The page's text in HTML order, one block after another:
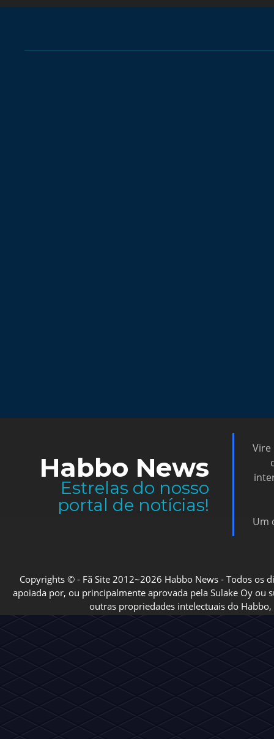
Habbo News
Estrelas do nosso
portal de notícias!
Vire
Um
Copyrights © - Fã Site 2012~2026 Habbo News - Todos os
apoiada por, ou principalmente aprovada pela Sulake Oy ou
outras propriedades intelectuais do